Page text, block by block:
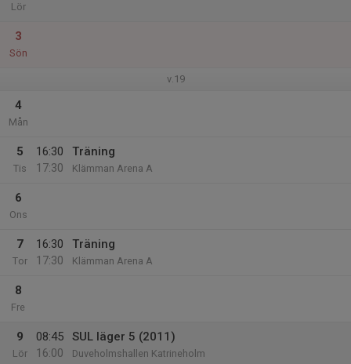
Lör
3
Sön
v.19
4
Mån
5
Tis
16:30
17:30
Träning
Klämman Arena A
6
Ons
7
Tor
16:30
17:30
Träning
Klämman Arena A
8
Fre
9
Lör
08:45
16:00
SUL läger 5 (2011)
Duveholmshallen Katrineholm